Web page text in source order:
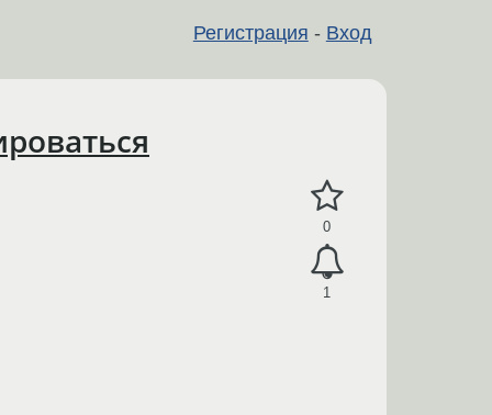
Регистрация - Вход
0
1